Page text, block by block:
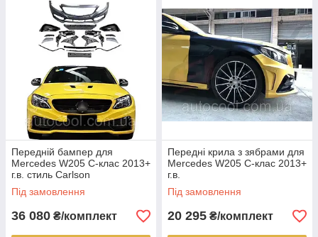
Передній бампер для
Mercedes W205 C-клас 2013+
г.в. стиль Carlson
Під замовлення
36 080 ₴/комплект
Передні крила з зябрами для
Mercedes W205 C-клас 2013+
г.в.
Під замовлення
20 295 ₴/комплект